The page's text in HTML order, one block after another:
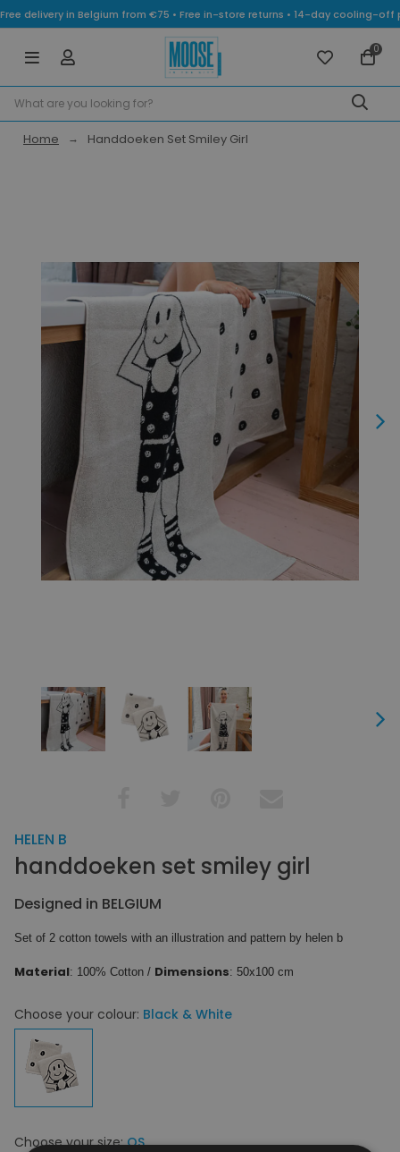
Free delivery in Belgium from €75 • Free in-store returns • 14-day cooling-
0
Home Handdoeken Set Smiley Girl
Next
Next
HELEN B
handdoeken set smiley girl
Designed in BELGIUM
Set of 2 cotton towels with an illustration and pattern by helen b
Material: 100% Cotton / Dimensions: 50x100 cm
Choose your colour: Black & White
Choose your size:OS